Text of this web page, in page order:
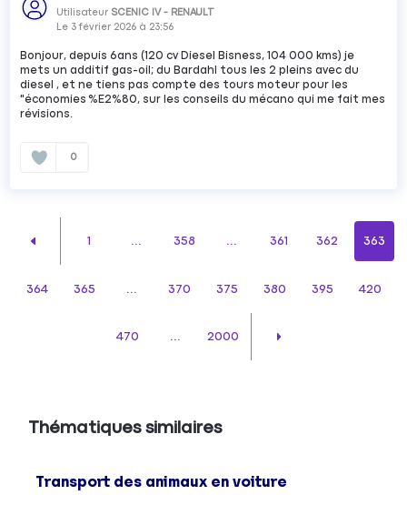
Utilisateur SCENIC IV - RENAULT
Le 3 février 2026 à 23:56
Bonjour, depuis 6ans (120 cv Diesel Bisness, 104 000 kms) je
mets un additif gas-oil; du Bardahl tous les 2 pleins avec du
diesel , et ne tiens pas compte des tours moteur pour les
"économies %E2%80, sur les conseils du mécano qui me fait mes
révisions.
0
1 ... 358 ... 361 362 363
364 365 370 375 380 395 420
470 ... 2000
Thématiques similaires
Transport des animaux en voiture